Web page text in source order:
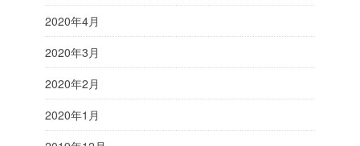
2020年4月
2020年3月
2020年2月
2020年1月